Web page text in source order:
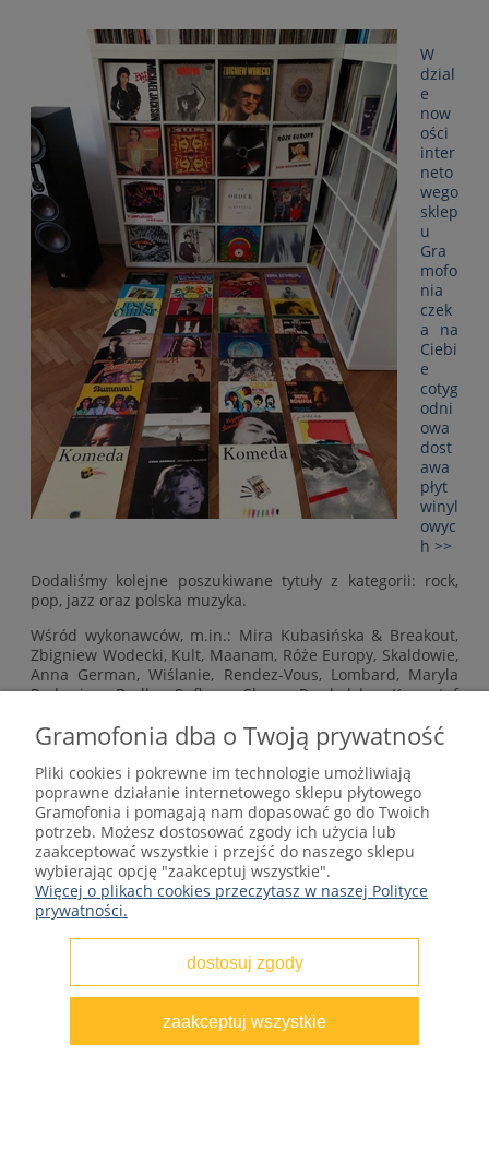
W
dzial
e
now
ości
inter
neto
wego
sklep
u
Gra
mofo
nia
czek
a na
Ciebi
e
cotyg
odni
owa
dost
awa
płyt
winyl
owyc
h >>
Dodaliśmy kolejne poszukiwane tytuły z kategorii: rock,
pop, jazz oraz polska muzyka.
Wśród wykonawców, m.in.: Mira Kubasińska & Breakout,
Zbigniew Wodecki, Kult, Maanam, Róże Europy, Skaldowie,
Anna German, Wiślanie, Rendez-Vous, Lombard, Maryla
Rodowicz, Budka Suflera, Sława Przybylska, Krzysztof
Jackson, Whitesnake, Nirvana, New Order, Modern Talking,
Genesis, Locomotiv GT, Leonard Cohen, Boney M, Eric
Clapton, Kate Bush, Tanita Tikaram i wielu innych znanych
artystów.
Nową dostawę płyt z muzyką klasyczną znajdziesz w
sklepie internetowym CLASSICAL-GRAMOFONIA >>
Zapraszamy i życzymy miłego tygodnia,
Polska muzyka, zagraniczny rock oraz pop
Gramofonia dba o Twoją prywatność
Pliki cookies i pokrewne im technologie umożliwiają
poprawne działanie internetowego sklepu płytowego
Gramofonia i pomagają nam dopasować go do Twoich
potrzeb. Możesz dostosować zgody ich użycia lub
zaakceptować wszystkie i przejść do naszego sklepu
wybierając opcję "zaakceptuj wszystkie".
Więcej o plikach cookies przeczytasz w naszej Polityce
prywatności.
dostosuj zgody
zaakceptuj wszystkie